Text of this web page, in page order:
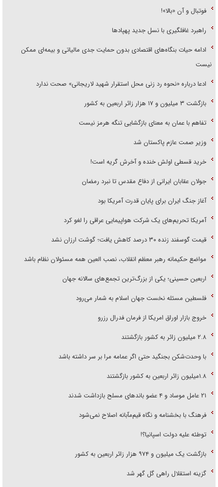
فوتبال و آن «بالا»!
راهبرد غافلگیری با نسل جدید پهپاد‌ها
ادامه حیات بنگاه‌های اقتصادی بدون حمایت جدی مالیاتی و بیمه‌ای ممکن
نیست
ادعا درباره «نحوه رد زنی محل استقرار شهید لاریجانی» صحت ندارد
بازگشت ۳ میلیون و ۱۷ هزار زائر اربعین به کشور
تفاهم با عمان به معنای بازگشایی تنگه هرمز نیست
وزیر صمت عازم پاکستان شد
خرید قسطی اولش خنده و آخرش گریه است!
جولان عقابان ایرانی از دفاع مقدس تا نبرد رمضان
آغاز جنگ ایران برای پایان قدرت آمریکا بود
آمریکا تحریم‌های یک شرکت هواپیمایی عراقی را لغو کرد
قیمت گوسفند زنده ۳۰ درصد کاهش یافت؛ گوشت ارزان نشد
مواضع حکیمانه رهبر معظم انقلاب، نصب العین همه مسئولان نظام باشد
اربعین حسینی؛ یکی از بزرگ‌ترین تجمع‌های سالانه جهان
فلسطین مسئله نخست جهان اسلام به شمار می‌رود
خروج بازار اوراق امریکا از فرمان فدرال رزرو
۲.۸ میلیون زائر به کشور بازگشتند
با وحدت‌شکن بجنگید حتی اگر عمامه مرا بر سر داشته باشد
۱.۸میلیون زائر اربعین به کشور بازگشتند
۲۱ عامل موساد و ۴ عضو باند‌های مسلح بازداشت شدند
فرهنگ با بخشنامه و نگاه قیم‌مآبانه اصلاح نمی‌شود
توطئه علیه دولت اسپانیا؟!
بازگشت یک میلیون و ۹۷۴ هزار زائر اربعین به کشور
گزینه استقلال راهی گل گهر شد